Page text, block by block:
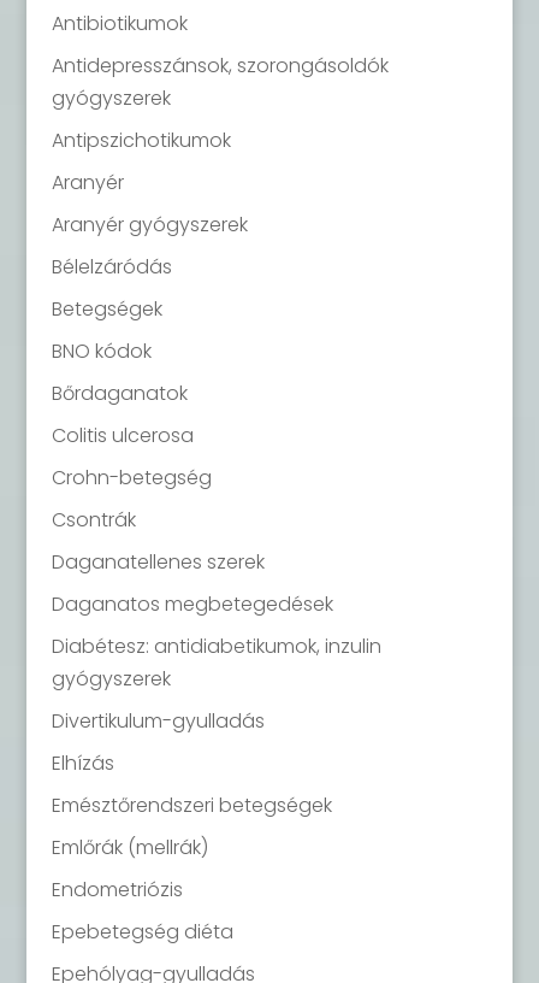
Antibiotikumok
Antidepresszánsok, szorongásoldók
gyógyszerek
Antipszichotikumok
Aranyér
Aranyér gyógyszerek
Bélelzáródás
Betegségek
BNO kódok
Bőrdaganatok
Colitis ulcerosa
Crohn-betegség
Csontrák
Daganatellenes szerek
Daganatos megbetegedések
Diabétesz: antidiabetikumok, inzulin
gyógyszerek
Divertikulum-gyulladás
Elhízás
Emésztőrendszeri betegségek
Emlőrák (mellrák)
Endometriózis
Epebetegség diéta
Epehólyag-gyulladás